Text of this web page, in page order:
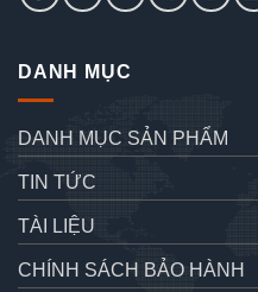
DANH MỤC
DANH MỤC SẢN PHẨM
TIN TỨC
TÀI LIỆU
CHÍNH SÁCH BẢO HÀNH